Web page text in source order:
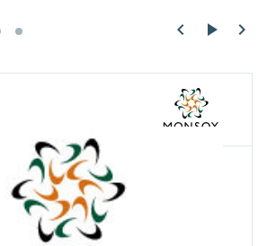
chevron_left play_arrow chevron_right